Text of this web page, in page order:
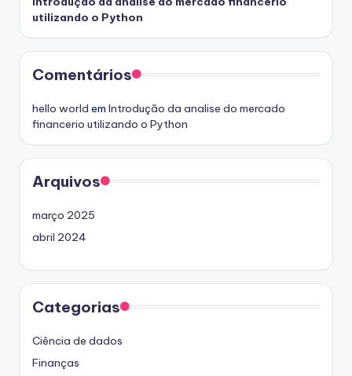
utilizando o Python
Comentários
hello world em Introdução da analise do mercado
financerio utilizando o Python
Arquivos
março 2025
abril 2024
Categorias
Ciência de dados
Finanças